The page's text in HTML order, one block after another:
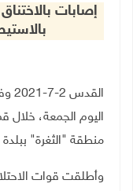
إصابات
اليوم الجمعة، خلال
منطقة "الثغرة"
وأطلقت قوات